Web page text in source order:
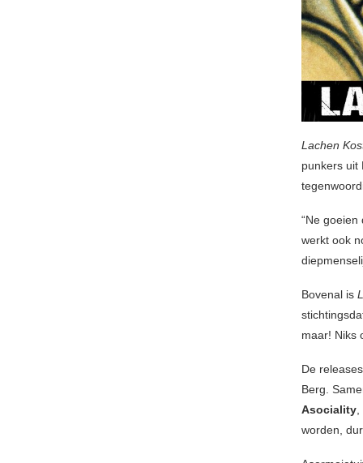
Lachen
punkers uit
“Ne
werkt ook
Bovenal is
maar! Niks
De
Berg.
Asociality,
worden,